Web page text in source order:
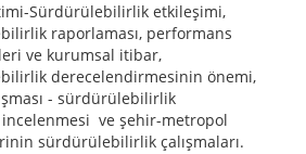
Sürdürülebilirlik etkileşimi,
raporlaması, performans
ve kurumsal itibar,
derecelendirmesinin önemi,
- sürdürülebilirlik
incelenmesi ve şehir-metropol
sürdürülebilirlik çalışmaları.